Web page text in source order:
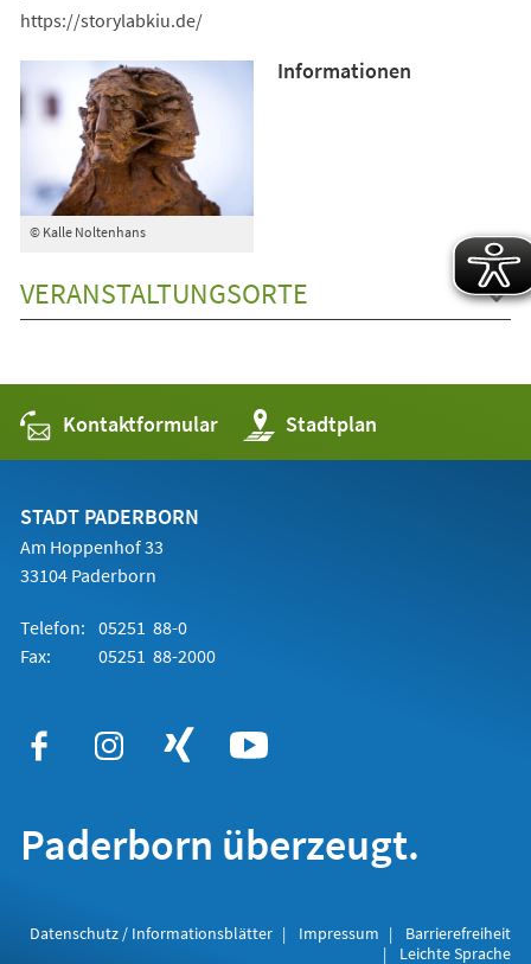
https://storylabkiu.de/
© Kalle Noltenhans
Informationen
VERANSTALTUNGSORTE
Kontaktformular Stadtplan
(Öffnet
in
einem
STADT PADERBORN
Am Hoppenhof 33
33104 Paderborn
Telefon: 05251 88-0
Fax:
05251 88-2000
Paderborn überzeugt.
Datenschutz / Informationsblätter Impressum
Barrierefreiheit
Leichte Sprache